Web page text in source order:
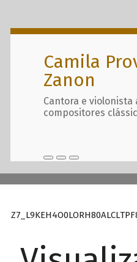
Camila
Zanon
Cantora e
compositores